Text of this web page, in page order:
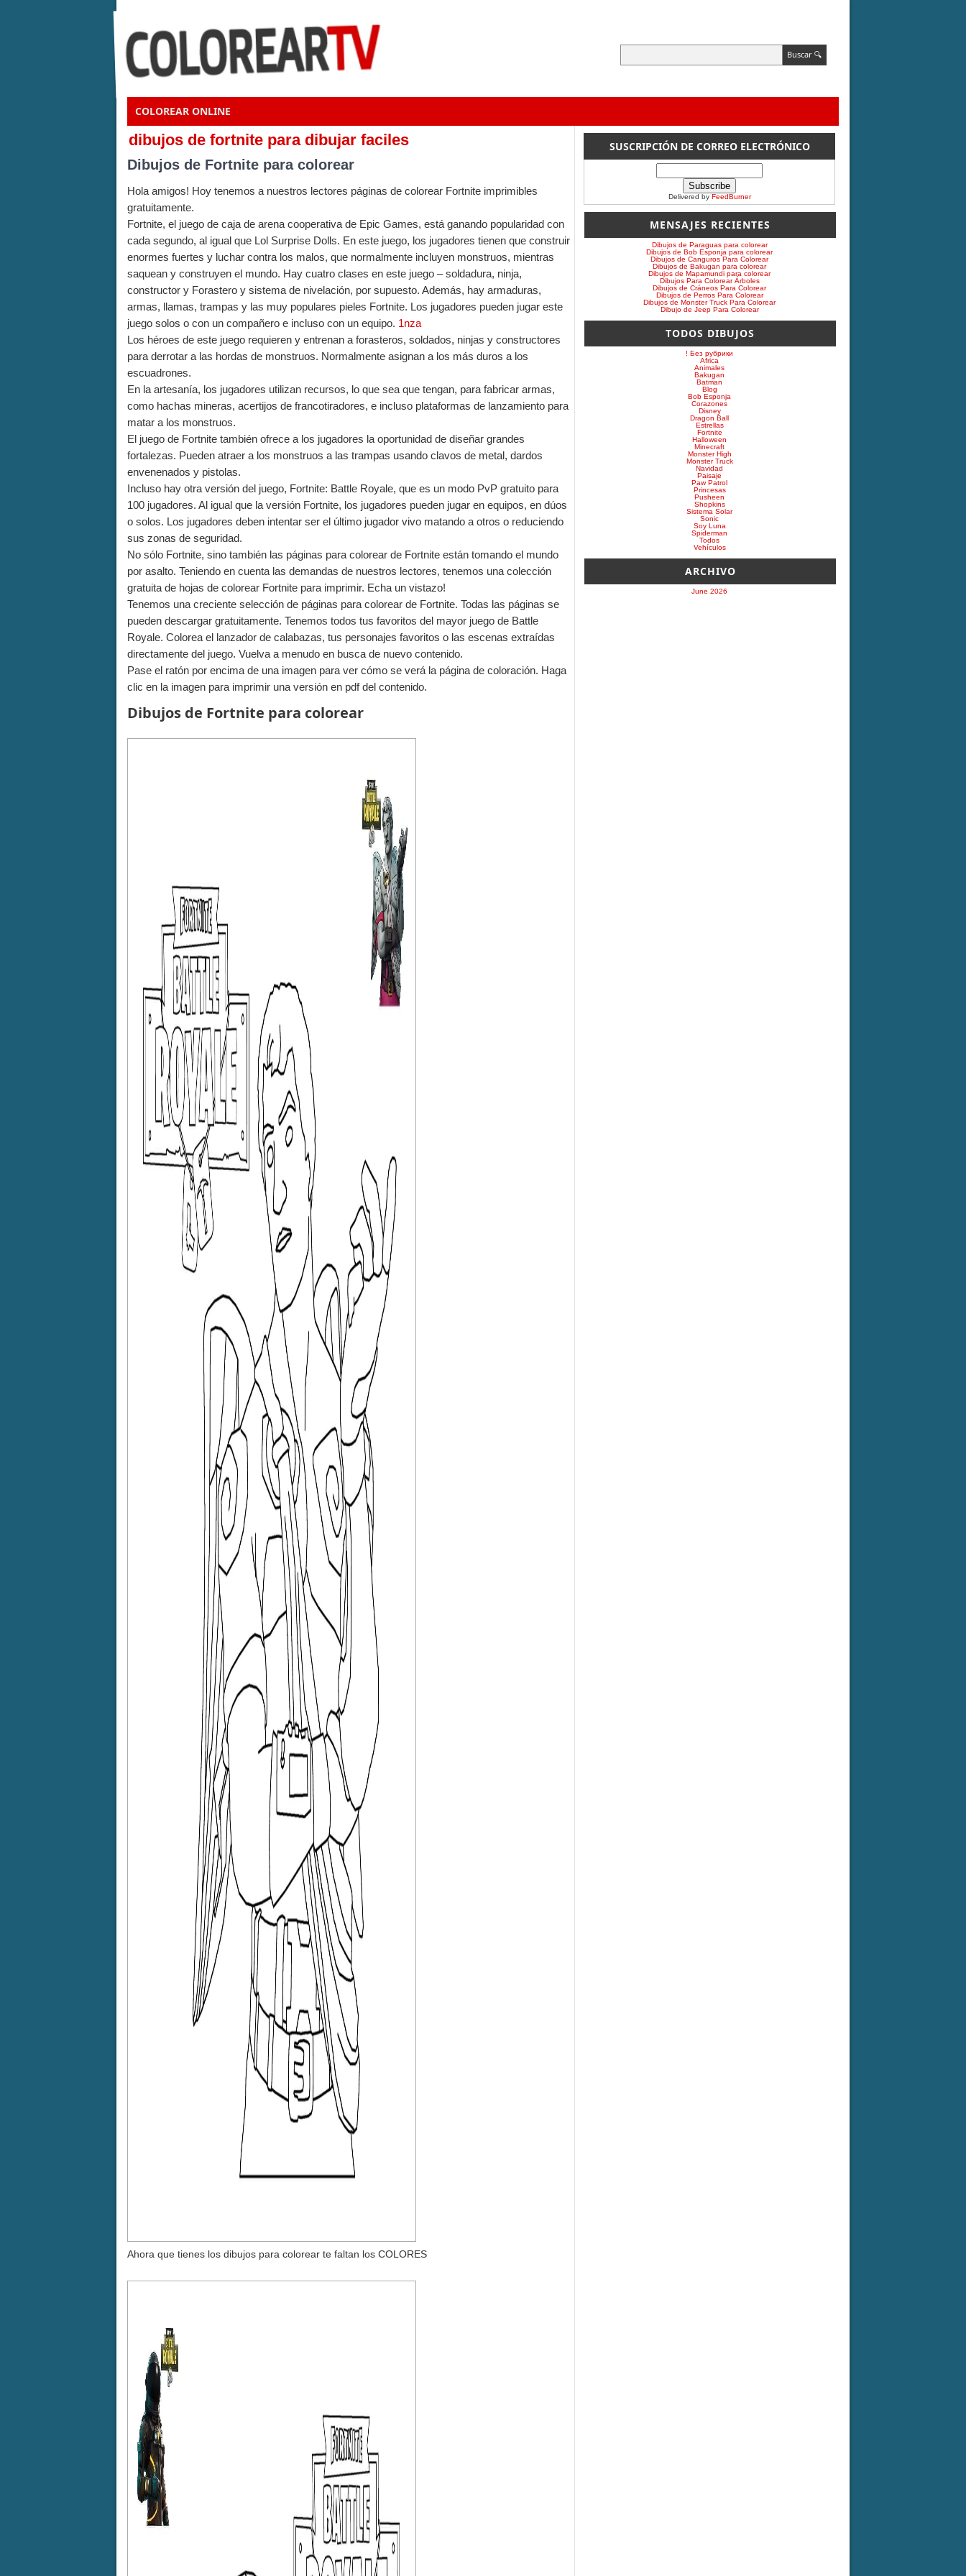
COLOREAR ONLINE
dibujos de fortnite para dibujar faciles
Dibujos de Fortnite para colorear
Hola amigos! Hoy tenemos a nuestros lectores páginas de colorear Fortnite imprimibles
gratuitamente.
Fortnite, el juego de caja de arena cooperativa de Epic Games, está ganando popularidad con
cada segundo, al igual que Lol Surprise Dolls. En este juego, los jugadores tienen que construir
enormes fuertes y luchar contra los malos, que normalmente incluyen monstruos, mientras
saquean y construyen el mundo. Hay cuatro clases en este juego – soldadura, ninja,
constructor y Forastero y sistema de nivelación, por supuesto. Además, hay armaduras,
armas, llamas, trampas y las muy populares pieles Fortnite. Los jugadores pueden jugar este
juego solos o con un compañero e incluso con un equipo. 1nza
Los héroes de este juego requieren y entrenan a forasteros, soldados, ninjas y constructores
para derrotar a las hordas de monstruos. Normalmente asignan a los más duros a los
escuadrones.
En la artesanía, los jugadores utilizan recursos, lo que sea que tengan, para fabricar armas,
como hachas mineras, acertijos de francotiradores, e incluso plataformas de lanzamiento para
matar a los monstruos.
El juego de Fortnite también ofrece a los jugadores la oportunidad de diseñar grandes
fortalezas. Pueden atraer a los monstruos a las trampas usando clavos de metal, dardos
envenenados y pistolas.
Incluso hay otra versión del juego, Fortnite: Battle Royale, que es un modo PvP gratuito para
100 jugadores. Al igual que la versión Fortnite, los jugadores pueden jugar en equipos, en dúos
o solos. Los jugadores deben intentar ser el último jugador vivo matando a otros o reduciendo
sus zonas de seguridad.
No sólo Fortnite, sino también las páginas para colorear de Fortnite están tomando el mundo
por asalto. Teniendo en cuenta las demandas de nuestros lectores, tenemos una colección
gratuita de hojas de colorear Fortnite para imprimir. Echa un vistazo!
Tenemos una creciente selección de páginas para colorear de Fortnite. Todas las páginas se
pueden descargar gratuitamente. Tenemos todos tus favoritos del mayor juego de Battle
Royale. Colorea el lanzador de calabazas, tus personajes favoritos o las escenas extraídas
directamente del juego. Vuelva a menudo en busca de nuevo contenido.
Pase el ratón por encima de una imagen para ver cómo se verá la página de coloración. Haga
clic en la imagen para imprimir una versión en pdf del contenido.
Dibujos de Fortnite para colorear
Ahora que tienes los dibujos para colorear te faltan los COLORES
SUSCRIPCIÓN DE CORREO ELECTRÓNICO
Delivered by FeedBurner
MENSAJES RECIENTES
Dibujos de Paraguas para colorear
Dibujos de Bob Esponja para colorear
Dibujos de Canguros Para Colorear
Dibujos de Bakugan para colorear
Dibujos de Mapamundi para colorear
Dibujos Para Colorear Árboles
Dibujos de Cráneos Para Colorear
Dibujos de Perros Para Colorear
Dibujos de Monster Truck Para Colorear
Dibujo de Jeep Para Colorear
TODOS DIBUJOS
! Без рубрики
Africa
Animales
Bakugan
Batman
Blog
Bob Esponja
Corazones
Disney
Dragon Ball
Estrellas
Fortnite
Halloween
Minecraft
Monster High
Monster Truck
Navidad
Paisaje
Paw Patrol
Princesas
Pusheen
Shopkins
Sistema Solar
Sonic
Soy Luna
Spiderman
Todos
Vehículos
ARCHIVO
June 2026